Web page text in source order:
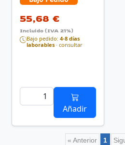
55,68 €
Incluido (IVA 21%)
Bajo pedido: 4-8 días
laborables · consultar
Añadir
« Anterior 1